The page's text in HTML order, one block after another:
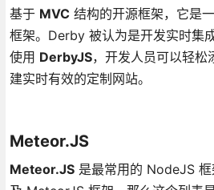
基于 MVC结构的开源框架，它是
框架。Derby 被认为是开发实时集
使用 DerbyJS，开发人员可以轻松
建实时有效的定制网站。
Meteor.JS
Meteor.JS是最常用的 NodeJS 框